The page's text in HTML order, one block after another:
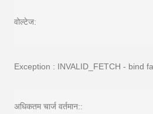
वोल्टेज:
Exception : INVALID_FETCH - bind
अधिकतम चार्ज वर्तमान::